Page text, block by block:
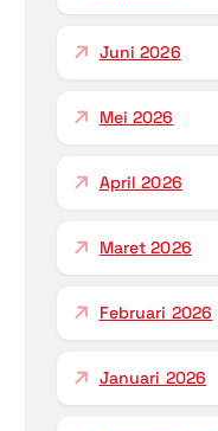
Juni 2026
Mei 2026
April 2026
Maret 2026
Februari 2026
Januari 2026